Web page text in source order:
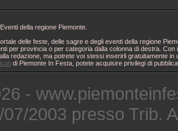
della regione Piemonte.
delle feste, delle sagre e degli eventi della regione
per provincia o per categoria dalla colonna di destra.
redazione, ma potrete voi stessi inserirli gratuitamente
di Piemonte In Festa, potete acquisire privilegi di
-
07/2003 presso Trib.